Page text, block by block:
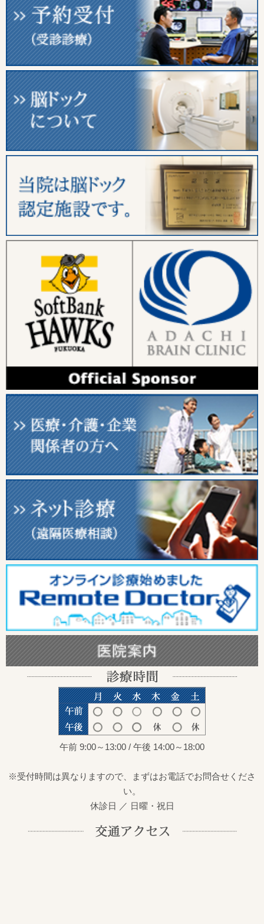
午前 9:00～13:00 / 午後 14:00～18:00
※受付時間は異なりますので、まずはお電話でお問合せくださ
い。
休診日 ／ 日曜・祝日